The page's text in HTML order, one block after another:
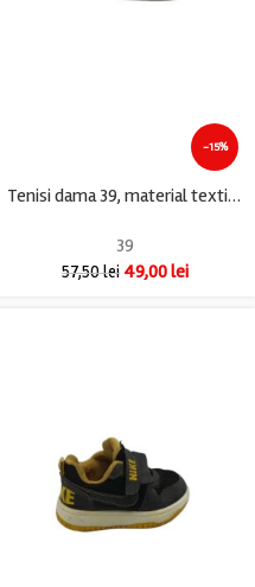
-15%
Tenisi dama 39, material textil, negru
39
57,50lei 49,00lei